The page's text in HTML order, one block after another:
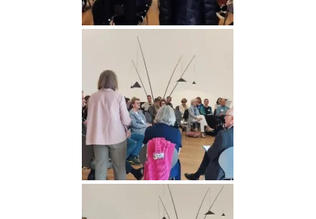
Medien (16)